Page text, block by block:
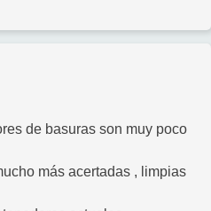
de basuras son muy poco
más acertadas , limpias